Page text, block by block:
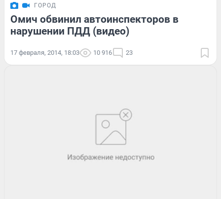
ГОРОД
Омич обвинил автоинспекторов в
нарушении ПДД (видео)
17 февраля, 2014, 18:03 10 916 23